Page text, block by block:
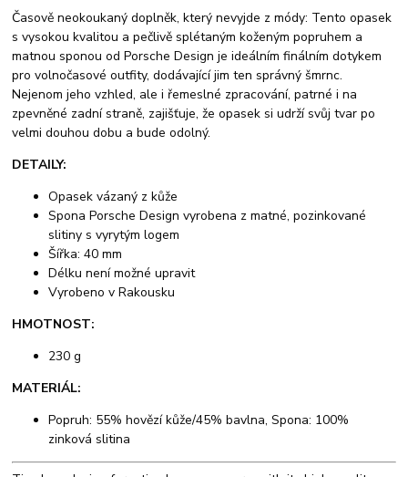
Časově neokoukaný doplněk, který nevyjde z módy: Tento opasek
s vysokou kvalitou a pečlivě splétaným koženým popruhem a
matnou sponou od Porsche Design je ideálním finálním dotykem
pro volnočasové outfity, dodávající jim ten správný šmrnc.
Nejenom jeho vzhled, ale i řemeslné zpracování, patrné i na
zpevněné zadní straně, zajišťuje, že opasek si udrží svůj tvar po
velmi douhou dobu a bude odolný.
DETAILY:
Opasek vázaný z kůže
Spona Porsche Design vyrobena z matné, pozinkované
slitiny s vyrytým logem
Šířka: 40 mm
Délku není možné upravit
Vyrobeno v Rakousku
HMOTNOST:
230 g
MATERIÁL:
Popruh: 55% hovězí kůže/45% bavlna, Spona: 100%
zinková slitina